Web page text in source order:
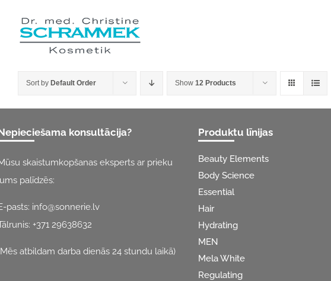
content
Sort by Default Order Show 12 Products
konsultācija?
skaistumkopšanas eksperts ar prieku
palīdzēs:
pasts: info@sonnerie.lv
+371 29638632
atbildam darba dienās 24 stundu laikā)
Produktu līnijas
Beauty Elements
Body Science
Essential
Hair
Hydrating
MEN
Mela White
Regulating